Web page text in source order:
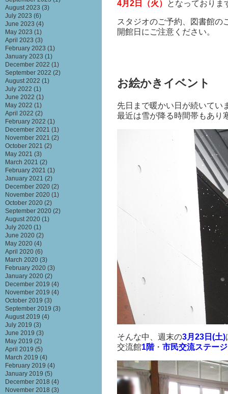
4月2日（火）
となっておりま
スタジオのご予約、図書館の
開館日にご注意ください。
お絵かきイベント
先日まで暖かい日が続いてい
最近は雪が降る時間帯もあり
そんな中、週末の3月23日(土)
交流館1階・ 市民交流ステージ
August 2023 (3)
July 2023 (6)
June 2023 (4)
May 2023 (1)
April 2023 (3)
February 2023 (1)
January 2023 (1)
December 2022 (1)
September 2022 (2)
August 2022 (1)
July 2022 (1)
June 2022 (1)
May 2022 (1)
April 2022 (2)
February 2022 (1)
December 2021 (1)
November 2021 (2)
October 2021 (2)
May 2021 (3)
March 2021 (2)
February 2021 (1)
January 2021 (2)
December 2020 (2)
November 2020 (1)
October 2020 (2)
September 2020 (2)
August 2020 (1)
July 2020 (1)
June 2020 (2)
May 2020 (4)
April 2020 (6)
March 2020 (3)
February 2020 (3)
January 2020 (2)
December 2019 (4)
November 2019 (4)
October 2019 (3)
September 2019 (3)
August 2019 (4)
July 2019 (3)
June 2019 (3)
May 2019 (2)
April 2019 (5)
March 2019 (4)
February 2019 (4)
January 2019 (5)
December 2018 (4)
November 2018 (3)